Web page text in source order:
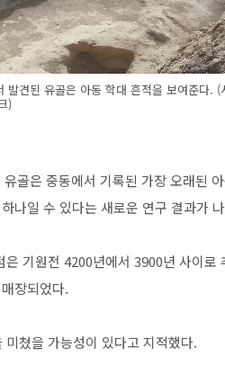
견된 유골은 아동 학대 흔적을 보여준다. (
)
골은 중동에서 기록된 가장 오래된
나일 수 있다는 새로운 연구 결과가
기원전 4200년에서 3900년 사이로
장되었다.
쳤을 가능성이 있다고 지적했다.